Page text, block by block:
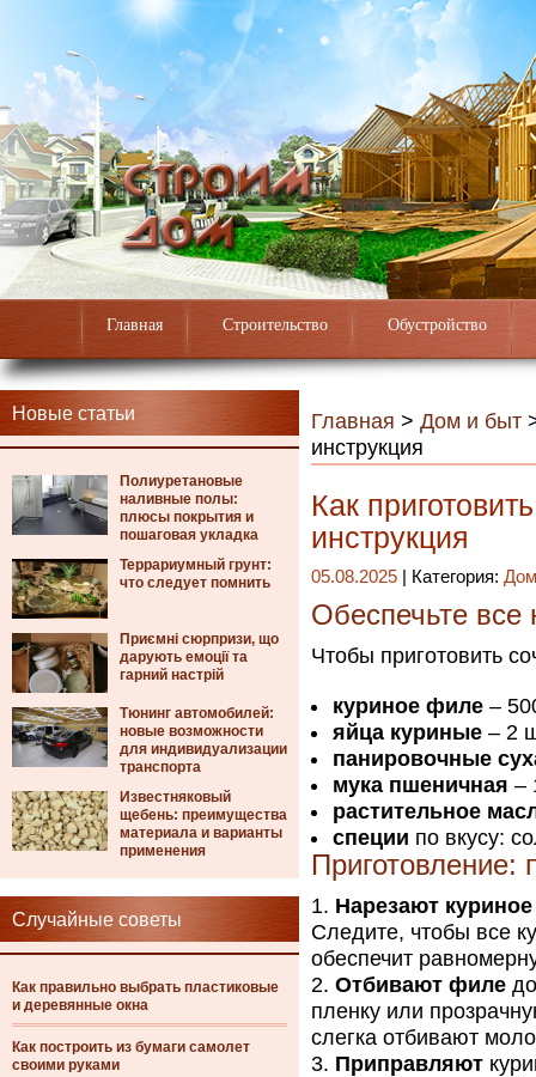
Главная Строительство Обустройство
Новые статьи
Полиуретановые
наливные полы:
плюсы покрытия и
пошаговая укладка
Террариумный грунт:
что следует помнить
Приємні сюрпризи, що
дарують емоції та
гарний настрій
Тюнинг автомобилей:
новые возможности
для индивидуализации
транспорта
Известняковый
щебень: преимущества
материала и варианты
применения
Случайные советы
Как правильно выбрать пластиковые
и деревянные окна
Как построить из бумаги самолет
своими руками
Главная > Дом и быт
инструкция
Как
инструкция
05.08.2025 | Категория:
Обеспечьте все
Чтобы приготовить
куриное филе –
яйца куриные – 2
панировочные
мука пшеничная –
растительное
специи по вкусу:
Приготовление:
Нарезают
Следите, чтобы все
обеспечит
Отбивают филе
пленку или
слегка отбивают
Приправляют